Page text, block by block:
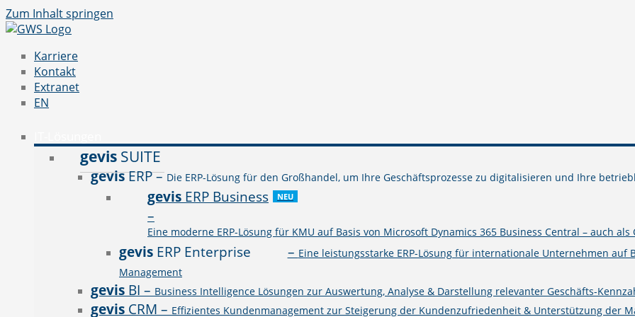
Zum Inhalt springen
Karriere
Kontakt
Extranet
EN
gevis SUITE
gevisERP– Die ERP-Lösung für den Großhandel, um Ihre Geschäftsprozesse zu digitalisieren und Ihre
gevis ERP Business
–
Eine moderne ERP-Lösung für KMU auf Basis von Microsoft Dynamics 365 Business Central – auch als
NEU
gevis ERP Enterprise – Eine leistungsstarke ERP-Lösung für internationale Unternehmen auf
Management
gevis BI – Business Intelligence Lösungen zur Auswertung, Analyse & Darstellung relevanter Geschäfts-
gevis CRM – Effizientes Kundenmanagement zur Steigerung der Kundenzufriedenheit & Unterstützung der